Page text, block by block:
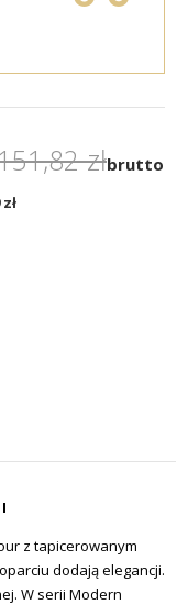
złbrutto
z tapicerowanym
dodają elegancji.
W serii Modern